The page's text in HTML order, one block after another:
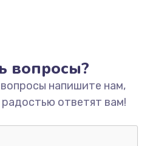
вопросы?
напишите нам,
ответят вам!